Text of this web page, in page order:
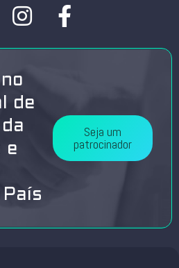
de
e
Seja um
patrocinador